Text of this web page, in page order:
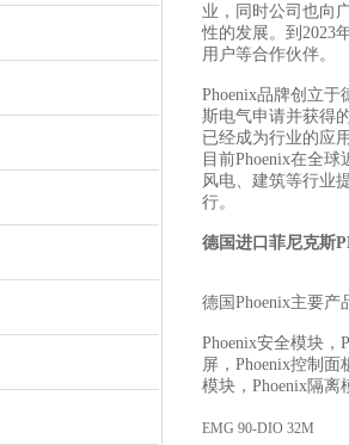
业，同时公司也向
性的发展。到2023
用户等合作伙伴。
Phoenix品牌创立
斯电气申请并获得
已经成为行业的应
目前Phoenix在全
风电、建筑等行业
行。
德国进口菲尼克斯
德国Phoenix主要产
Phoenix安全模块，
屏，Phoenix控制面
模块，Phoenix隔离
EMG 90-DIO 32M